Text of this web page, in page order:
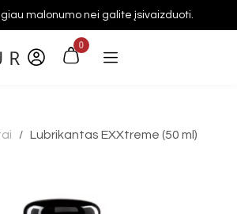
malonumo nei galite įsivaizduoti.
0
/ Lubrikantas EXXtreme (50 ml)